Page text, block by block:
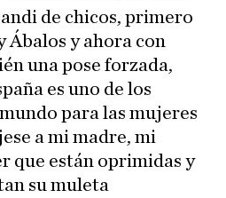
de chicos, primero
Ábalos y ahora con
una pose forzada,
es uno de los
para las mujeres
a mi madre, mi
que están oprimidas y
su muleta